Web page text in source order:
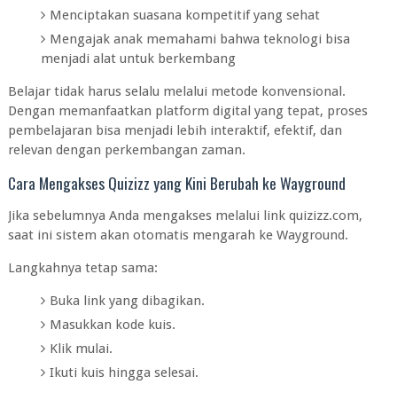
Menciptakan suasana kompetitif yang sehat
Mengajak anak memahami bahwa teknologi bisa
menjadi alat untuk berkembang
Belajar tidak harus selalu melalui metode konvensional.
Dengan memanfaatkan platform digital yang tepat, proses
pembelajaran bisa menjadi lebih interaktif, efektif, dan
relevan dengan perkembangan zaman.
Cara Mengakses Quizizz yang Kini Berubah ke Wayground
Jika sebelumnya Anda mengakses melalui link quizizz.com,
saat ini sistem akan otomatis mengarah ke Wayground.
Langkahnya tetap sama:
Buka link yang dibagikan.
Masukkan kode kuis.
Klik mulai.
Ikuti kuis hingga selesai.